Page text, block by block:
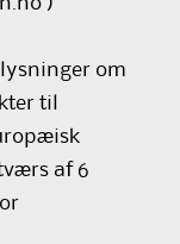
)
om
til
af 6